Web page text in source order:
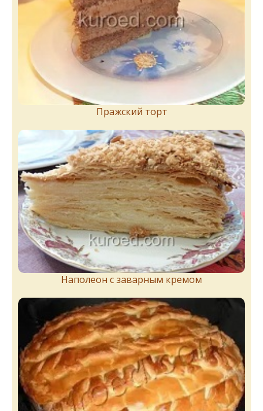
Пражский торт
Наполеон с заварным кремом